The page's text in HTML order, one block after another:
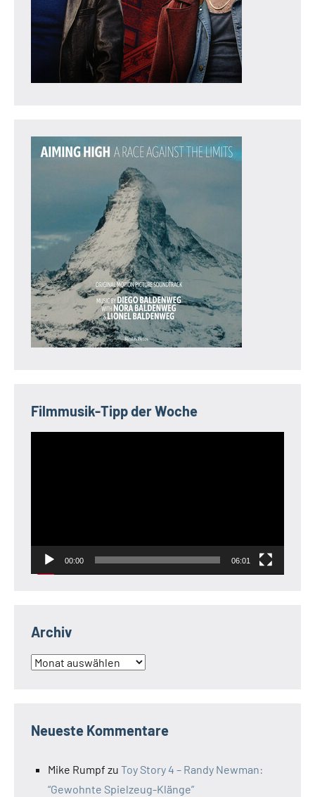
Filmmusik-Tipp der Woche
00:00 06:01
Archiv
Archiv
Neueste Kommentare
Mike Rumpf zu Toy Story 4 – Randy Newman:
“Gewohnte Spielzeug-Klänge”